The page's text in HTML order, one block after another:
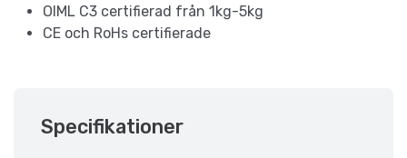
OIML C3 certifierad från 1kg-5kg
CE och RoHs certifierade
Specifikationer